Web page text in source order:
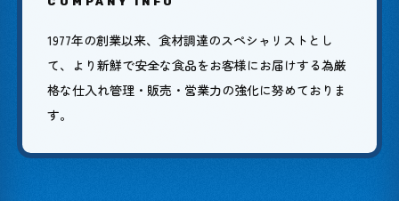
1977年の創業以来、食材調達のスペシャリストとし
て、より新鮮で安全な食品をお客様にお届けする為厳
格な仕入れ管理・販売・営業力の強化に努めておりま
す。